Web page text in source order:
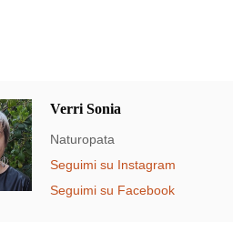
Verri Sonia
Naturopata
Seguimi su Instagram
Seguimi su Facebook